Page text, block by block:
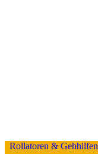
Rollatoren & Gehhilfen